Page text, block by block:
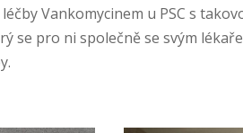
Vankomycinem u PSC s
se pro ni společně se svým